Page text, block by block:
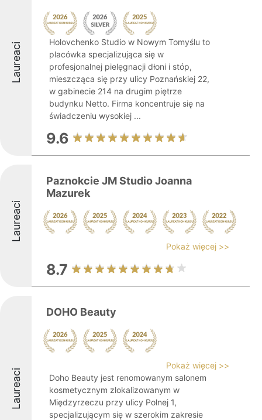
Laureaci
Holovchenko Studio w Nowym Tomyślu to
placówka specjalizująca się w
profesjonalnej pielęgnacji dłoni i stóp,
mieszcząca się przy ulicy Poznańskiej 22,
w gabinecie 214 na drugim piętrze
budynku Netto. Firma koncentruje się na
świadczeniu wysokiej ...
9.6
Laureaci
Paznokcie JM Studio Joanna
Mazurek
Pokaż więcej >>
8.7
Laureaci
DOHO Beauty
Pokaż więcej >>
Doho Beauty jest renomowanym salonem
kosmetycznym zlokalizowanym w
Międzyrzeczu przy ulicy Polnej 1,
specjalizującym się w szerokim zakresie